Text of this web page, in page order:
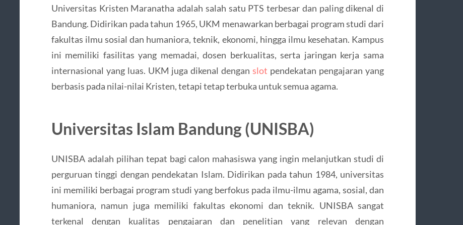
Universitas Kristen Maranatha adalah salah satu PTS terbesar dan paling dikenal di
Bandung. Didirikan pada tahun 1965, UKM menawarkan berbagai program studi dari
fakultas ilmu sosial dan humaniora, teknik, ekonomi, hingga ilmu kesehatan. Kampus
ini memiliki fasilitas yang memadai, dosen berkualitas, serta jaringan kerja sama
internasional yang luas. UKM juga dikenal denganslot pendekatan pengajaran yang
berbasis pada nilai-nilai Kristen, tetapi tetap terbuka untuk semua agama.
Universitas Islam Bandung (UNISBA)
UNISBA adalah pilihan tepat bagi calon mahasiswa yang ingin melanjutkan studi di
perguruan tinggi dengan pendekatan Islam. Didirikan pada tahun 1984, universitas
ini memiliki berbagai program studi yang berfokus pada ilmu-ilmu agama, sosial, dan
humaniora, namun juga memiliki fakultas ekonomi dan teknik. UNISBA sangat
terkenal dengan kualitas pengajaran dan penelitian yang relevan dengan